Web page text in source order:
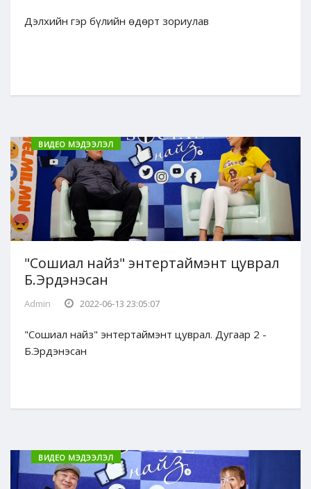
Дэлхийн гэр бүлийн өдөрт зориулав
ВИДЕО МЭДЭЭЛЭЛ
"Сошиал найз" энтертаймэнт цуврал
Б.Эрдэнэсан
Admin 2022-06-13 23:05:07
"Сошиал найз" энтертаймэнт цуврал. Дугаар 2 -
Б.Эрдэнэсан
ВИДЕО МЭДЭЭЛЭЛ